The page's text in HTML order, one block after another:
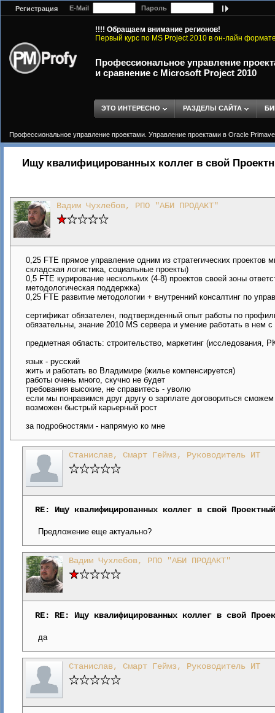
Регистрация E-Mail Пароль
!!!! Обращаем внимание регионов!
Первый курс по MS Project 2010 в он-лайн
Профессиональное управление
и сравнение с Microsoft Project 2010
ЭТО ИНТЕРЕСНО РАЗДЕЛЫ САЙТА
Профессиональное управление проектами. Управление проектами в Oracle
Ищу квалифицированных коллег в свой
Вадим Чухлебов, РПО "АБИ ПРОДАКТ"
0,25 FTE прямое управление одним из стратегических проектов
складская логистика, социальные проекты)
0,5 FTE курирование нескольких (4-8) проектов своей зоны
методологическая поддержка)
0,25 FTE развитие методологии + внутренний консалтинг по
сертификат обязателен, подтвержденный опыт работы по
обязательны, знание 2010 MS сервера и умение работать в нем
предметная область: строительство, маркетинг (исследования,
язык - русский
жить и работать во Владимире (жилье компенсируется)
работы очень много, скучно не будет
требования высокие, не справитесь - уволю
если мы понравимся друг другу о зарплате договориться сможем
возможен быстрый карьерный рост
за подробностями - напрямую ко мне
Станислав, Смарт Геймз, Руководитель ИТ
RE: Ищу квалифицированных коллег в свой
Предложение еще актуально?
Вадим Чухлебов, РПО "АБИ ПРОДАКТ"
RE: RE: Ищу квалифицированных коллег в свой
да
Станислав, Смарт Геймз, Руководитель ИТ